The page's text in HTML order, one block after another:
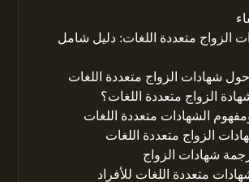
الزواج متعددة اللغات: دليل شامل
الشهادات متعددة اللغات
الزواج متعددة اللغات
متعددة اللغات للأفراد